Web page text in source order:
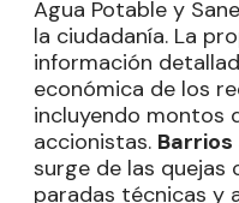
Agua Potable y
la ciudadanía. La
información
económica de los
incluyendo montos
accionistas. Barrios
surge de las quejas
paradas técnicas y